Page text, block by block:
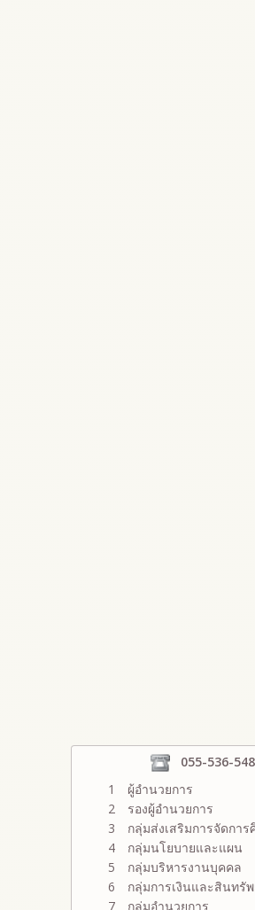
055-536-548
1
ผู้อำนวยการ
2
รองผู้อำนวยการ
3
กลุ่มส่งเสริมการจัดกา
4
กลุ่มนโยบายและแผน
5
กลุ่มบริหารงานบุคคล
6
กลุ่มการเงินและสินทรั
7
กลุ่มอำนวยการ